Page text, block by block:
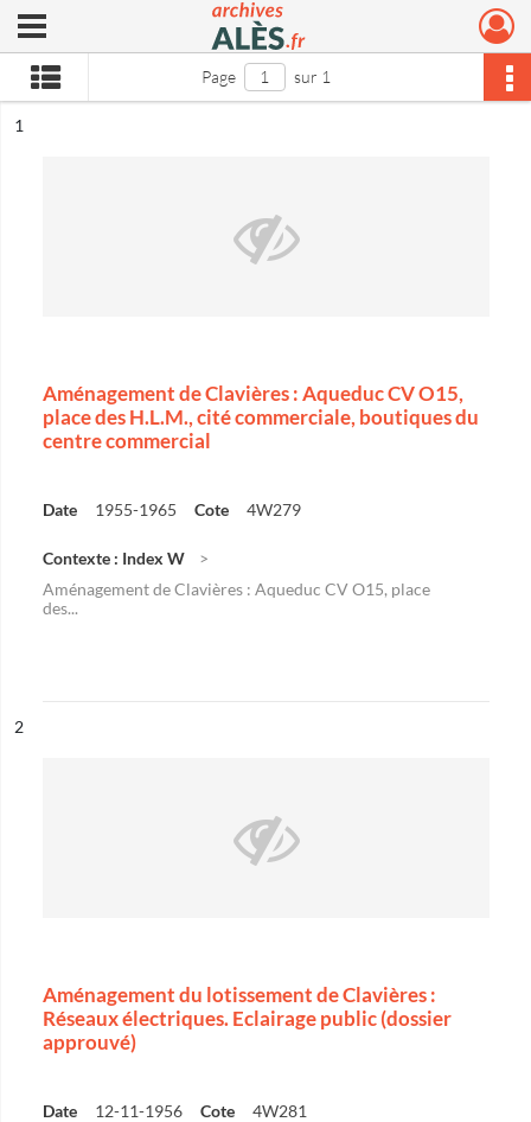
Archives municipales d'Alès
Ouvrir le menu déroulant
Page sur 1
n°
1
Aménagement de Clavières : Aqueduc CV O15,
place des H.L.M., cité commerciale, boutiques du
centre commercial
Date 1955-1965 Cote 4W279
Contexte : Index W
Aménagement de Clavières : Aqueduc CV O15, place
des...
n°
2
Aménagement du lotissement de Clavières :
Réseaux électriques. Eclairage public (dossier
approuvé)
Date 12-11-1956 Cote 4W281